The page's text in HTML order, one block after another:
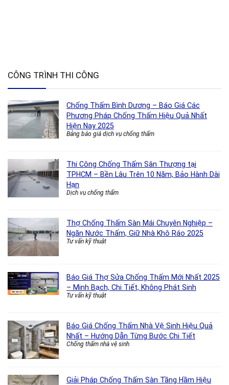
CÔNG TRÌNH THI CÔNG
Chống Thấm Bình Dương – Báo Giá Các
Phương Pháp Chống Thấm Hiệu Quả Nhất
Hiện Nay 2025
Bảng báo giá dịch vụ chống thấm
Thi Công Chống Thấm Sân Thượng tại
TPHCM – Bền Lâu Trên 10 Năm, Bảo Hành Dài
Hạn
Dịch vụ chống thấm
Thợ Chống Thấm Sàn Mái Chuyên Nghiệp –
Ngăn Nước Thấm, Giữ Nhà Khô Ráo 2025
Tư vấn kỹ thuật
Báo Giá Thợ Sửa Chống Thấm Mới Nhất 2025
– Minh Bạch, Chi Tiết, Không Phát Sinh
Tư vấn kỹ thuật
Báo Giá Chống Thấm Nhà Vệ Sinh Hiệu Quả
Nhất – Hướng Dẫn Từng Bước Chi Tiết
Chống thấm nhà vệ sinh
Giải Pháp Chống Thấm Sàn Tầng Hầm Hiệu